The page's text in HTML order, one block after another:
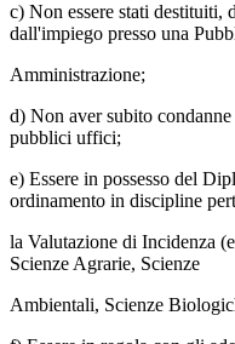
c) Non essere stati destituiti,
dall'impiego presso una
Amministrazione;
d) Non aver subito
pubblici uffici;
e) Essere in possesso del
ordinamento in discipline
la Valutazione di Incidenza
Scienze Agrarie, Scienze
Ambientali, Scienze